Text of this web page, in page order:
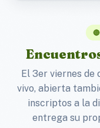
El 3er viernes de
vivo, abierta
inscriptos a la
entrega su